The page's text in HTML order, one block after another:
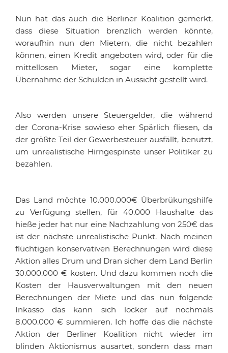
Nun hat das auch die Berliner Koalition gemerkt,
dass diese Situation brenzlich werden könnte,
woraufhin nun den Mietern, die nicht bezahlen
können, einen Kredit angeboten wird, oder für die
mittellosen Mieter, sogar eine komplette
Übernahme der Schulden in Aussicht gestellt wird.
Also werden unsere Steuergelder, die während
der Corona-Krise sowieso eher Spärlich fliesen, da
der größte Teil der Gewerbesteuer ausfällt, benutzt,
um unrealistische Hirngespinste unser Politiker zu
bezahlen.
Das Land möchte 10.000.000€ Überbrükungshilfe
zu Verfügung stellen, für 40.000 Haushalte das
hieße jeder hat nur eine Nachzahlung von 250€ das
ist der nächste unrealistische Punkt. Nach meinen
flüchtigen konservativen Berechnungen wird diese
Aktion alles Drum und Dran sicher dem Land Berlin
30.000.000 € kosten. Und dazu kommen noch die
Kosten der Haus­ver­waltungen mit den neuen
Berechnungen der Miete und das nun folgende
Inkasso das kann sich locker auf nochmals
8.000.000 € summieren. Ich hoffe das die nächste
Aktion der Berliner Koalition nicht wieder im
blinden Aktionismus ausartet, sondern dass man